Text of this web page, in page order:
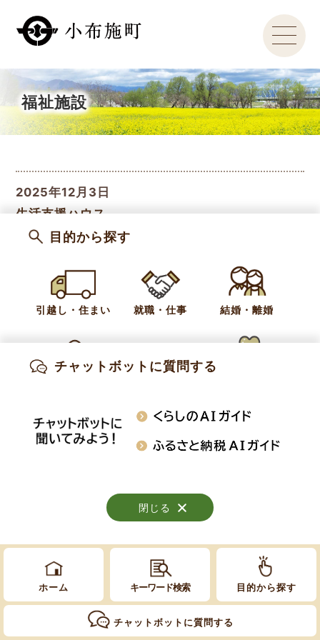
福祉施設
2025年12月3日
生活支援ハウス
地域包括支援センター（小布施町在宅介護支援セ
ンター）
ホーム キーワード検索 目的から探す
チャットボットに質問する
知りたい情報を検索
閉じる
目的から探す
引越し・住まい 就職・仕事 結婚・離婚
閉じる
チャットボットに質問する
閉じる
Copyright © Obuse Town. All rights reserved.